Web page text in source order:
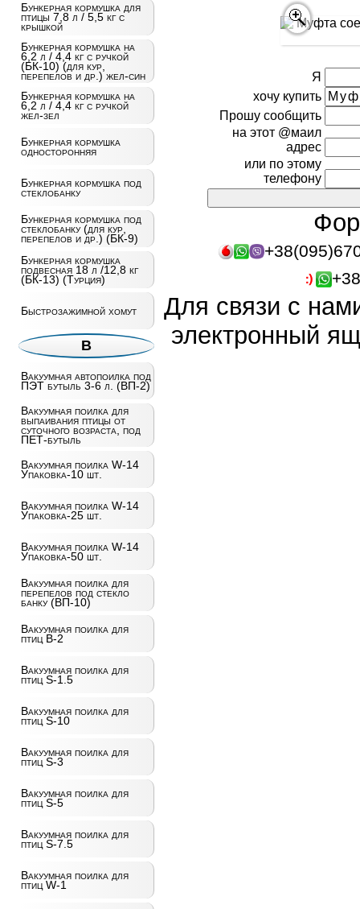
Бункерная кормушка для
птицы 7,8 л / 5,5 кг с
крышкой
Бункерная кормушка на
6,2 л / 4,4 кг с ручкой
(БК-10) (для кур,
перепелов и др.) жел-син
Бункерная кормушка на
6,2 л / 4,4 кг с ручкой
жел-зел
Бункерная кормушка
односторонняя
Бункерная кормушка под
стеклобанку
Бункерная кормушка под
стеклобанку (для кур,
перепелов и др.) (БК-9)
Бункерная кормушка
подвесная 18 л /12,8 кг
(БК-13) (Турция)
Быстрозажимной хомут
В
Вакуумная автопоилка под
ПЭТ бутыль 3-6 л. (ВП-2)
Вакуумная поилка для
выпаивания птицы от
суточного возраста, под
ПЕТ-бутыль
Вакуумная поилка W-14
Упаковка-10 шт.
Вакуумная поилка W-14
Упаковка-25 шт.
Вакуумная поилка W-14
Упаковка-50 шт.
Вакуумная поилка для
перепелов под стекло
банку (ВП-10)
Вакуумная поилка для
птиц B-2
Вакуумная поилка для
птиц S-1.5
Вакуумная поилка для
птиц S-10
Вакуумная поилка для
птиц S-3
Вакуумная поилка для
птиц S-5
Вакуумная поилка для
птиц S-7.5
Вакуумная поилка для
птиц W-1
Я
хочу купить
Прошу сообщить
на этот @маил
адрес
или по этому
телефону
Для связи с
электронный